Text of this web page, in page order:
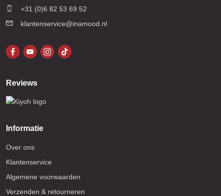
+31 (0)6 82 53 69 52
klantenservice@inamood.nl
Reviews
Informatie
Over ons
Klantenservice
Algemene voorwaarden
Verzenden & retourneren